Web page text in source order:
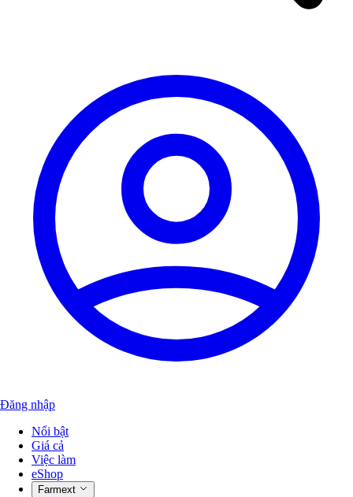
Đăng nhập
Nổi bật
Giá cả
Việc làm
eShop
Farmext